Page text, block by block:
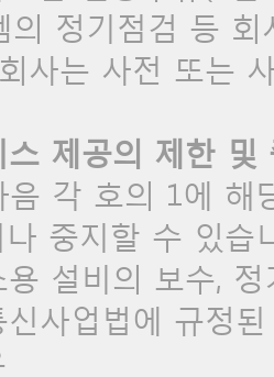
의 정기점검 등
사는 사전 또는
스 제공의 제한 및
음 각 호의 1에 해
중지할 수 있습
설비의 보수, 정
사업법에 규정된